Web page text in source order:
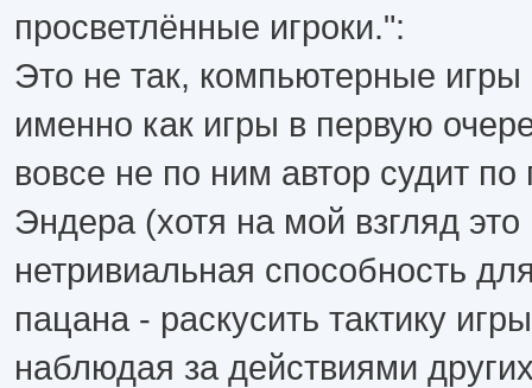
просветлённые игроки.":
Это не так, компьютерные игры
именно как игры в первую
вовсе не по ним автор судит по
Эндера (хотя на мой взгляд
нетривиальная способность
пацана - раскусить тактику
наблюдая за действиями